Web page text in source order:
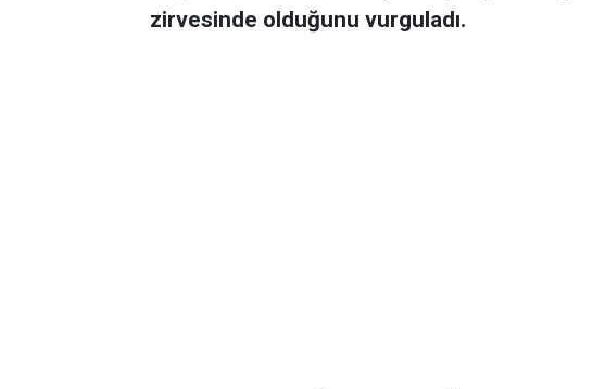
zirvesinde olduğunu vurguladı.